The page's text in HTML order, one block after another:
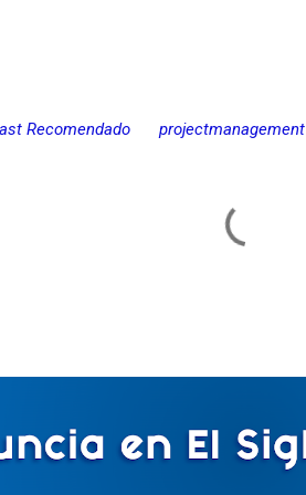
Recomendado projectmanagement